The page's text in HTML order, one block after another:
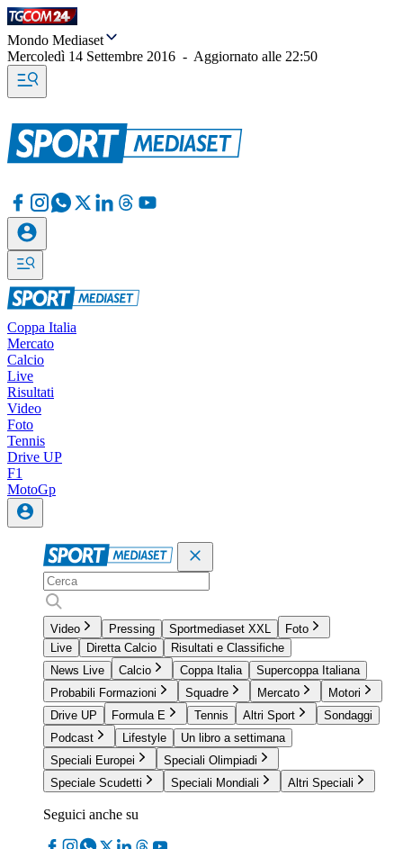
Mondo Mediaset
Mercoledì 14 Settembre 2016 - Aggiornato alle 22:50
Coppa Italia
Mercato
Calcio
Live
Risultati
Video
Foto
Tennis
Drive UP
F1
MotoGp
Video Pressing Sportmediaset XXL
Foto
Live
Diretta Calcio
Risultati e Classifiche
News Live
Calcio Coppa Italia
Supercoppa Italiana
Probabili Formazioni
Squadre Mercato
Motori
Drive UP
Formula E Tennis Altri Sport
Sondaggi
Podcast
Lifestyle
Un libro a settimana
Speciali Europei
Speciali Olimpiadi
Speciale Scudetti
Speciali Mondiali Altri Speciali
Seguici anche su